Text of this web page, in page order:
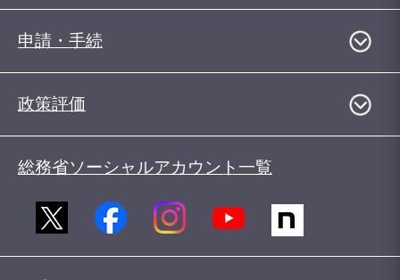
申請・手続
政策評価
総務省ソーシャルアカウント一覧